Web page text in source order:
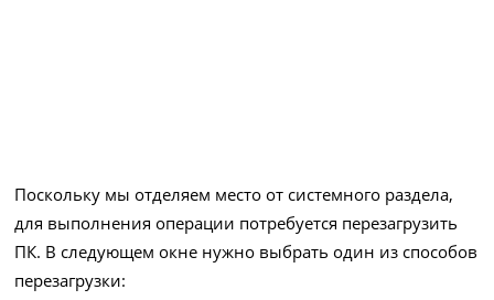
Поскольку мы отделяем место от системного раздела,
для выполнения операции потребуется перезагрузить
ПК. В следующем окне нужно выбрать один из способов
перезагрузки: